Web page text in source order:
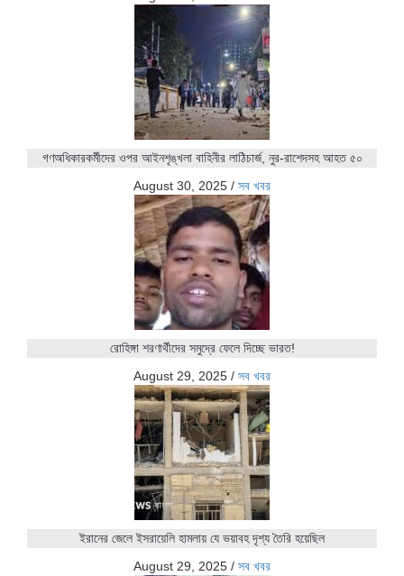
গণঅধিকারকর্মীদের ওপর আইনশৃঙ্খলা বাহিনীর লাঠিচার্জ, নুর-রাশেদসহ আহত ৫০
August 30, 2025 / সব খবর
রোহিঙ্গা শরণার্থীদের সমুদ্রে ফেলে দিচ্ছে ভারত!
August 29, 2025 / সব খবর
ইরানের জেলে ইসরায়েলি হামলায় যে ভয়াবহ দৃশ্য তৈরি হয়েছিল
August 29, 2025 / সব খবর